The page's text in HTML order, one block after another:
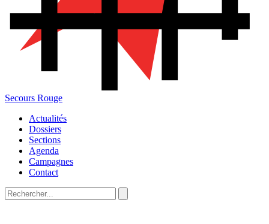
Secours Rouge
Actualités
Dossiers
Sections
Agenda
Campagnes
Contact